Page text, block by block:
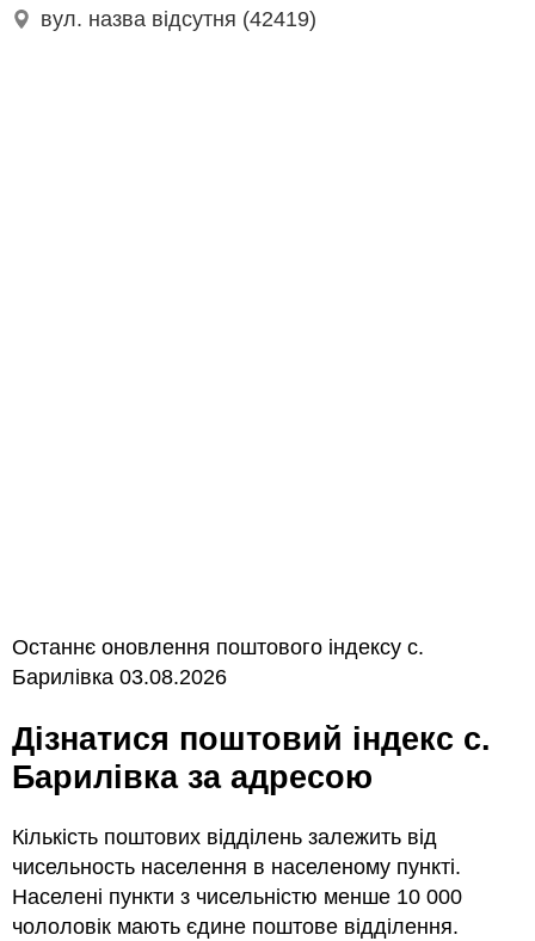
вул. назва відсутня (42419)
Останнє оновлення поштового індексу с.
Барилівка 03.08.2026
Дізнатися поштовий індекс с.
Барилівка за адресою
Кількість поштових відділень залежить від
чисельность населення в населеному пункті.
Населені пункти з чисельністю менше 10 000
чололовік мають єдине поштове відділення.